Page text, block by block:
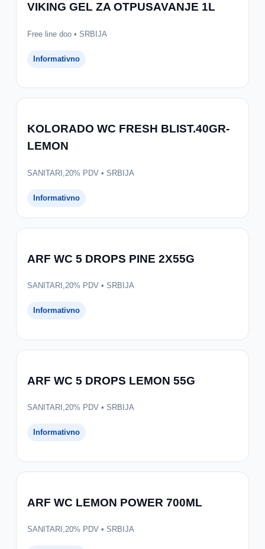
VIKING GEL ZA OTPUSAVANJE 1L
Free line doo • SRBIJA
Informativno
KOLORADO WC FRESH BLIST.40GR-
LEMON
SANITARI,20% PDV • SRBIJA
Informativno
ARF WC 5 DROPS PINE 2X55G
SANITARI,20% PDV • SRBIJA
Informativno
ARF WC 5 DROPS LEMON 55G
SANITARI,20% PDV • SRBIJA
Informativno
ARF WC LEMON POWER 700ML
SANITARI,20% PDV • SRBIJA